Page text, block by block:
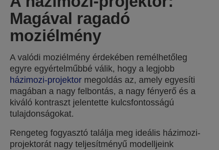
Magával ragadó
moziélmény
A valódi moziélmény érdekében remélhetőleg
egyre egyértelműbbé válik, hogy a legjobb
házimozi-projektor megoldás az, amely egyesíti
magában a nagy felbontás, a nagy fényerő és a
kiváló kontraszt jelentette kulcsfontosságú
tulajdonságokat.
Rengeteg fogyasztó találja meg ideális házimozi-
projektorát nagy teljesítményű modelljeink